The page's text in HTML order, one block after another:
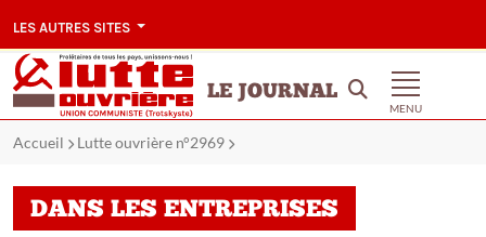
LES AUTRES SITES
LE JOURNAL
MENU
Accueil Lutte ouvrière n°2969
DANS LES ENTREPRISES